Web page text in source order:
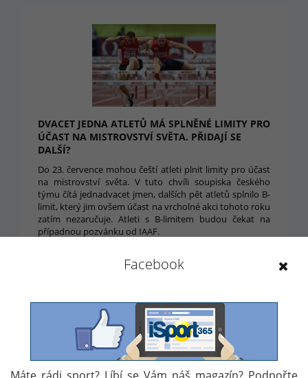
DVACET JEDNA ATLETŮ MÁ SPLNĚNÉ LIMITY PRO
ÚČAST NA MISTROVSTVÍ SVĚTA. PŘIDAJÍ SE
DALŠÍ?
Do 23. července mohou čeští atleti plnit limity pro účast
na mistrovství světa. V tuto chvíli soupiska českého
týmu čítá jednadvacet jmen, dalších pět atletů splnilo B-
limit, který jim ovšem účast na vrcholné akci tohoto roku
zatím nezaručuje. Atleti s B-limitem budou čekat na
případnou pozvánku od IAAF.
Facebook